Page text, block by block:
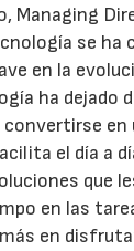
Managing
se ha
en la
ha dejado
convertirse en
el día a
que
en las
en